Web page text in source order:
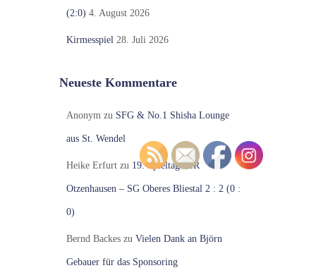
(2:0) 4. August 2026
Kirmesspiel 28. Juli 2026
Neueste Kommentare
Anonymzu SFG & No.1 Shisha Lounge
aus St. Wendel
Heike Erfurtzu 19. Spieltag VfR
Otzenhausen – SG Oberes Bliestal 2 : 2 (0 :
0)
Bernd Backeszu Vielen Dank an Björn
Gebauer für das Sponsoring